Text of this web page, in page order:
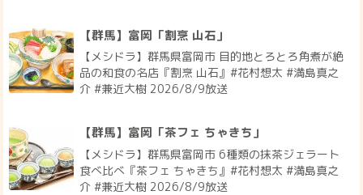
【群馬】富岡「割烹 山石」
【メシドラ】群馬県富岡市 目的地とろとろ角煮が絶
品の和食の名店『割烹 山石』#花村想太 #満島真之
介 #兼近大樹 2026/8/9放送
【群馬】富岡「茶フェ ちゃきち」
【メシドラ】群馬県富岡市 6種類の抹茶ジェラート
食べ比べ『茶フェ ちゃきち』#花村想太 #満島真之
介 #兼近大樹 2026/8/9放送